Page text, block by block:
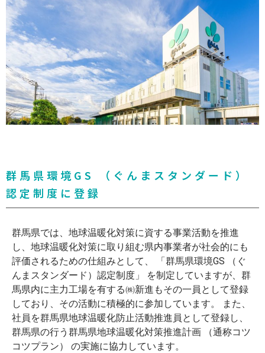
群馬県環境GS （ぐんまスタンダード）
認定制度に登録
群馬県では、地球温暖化対策に資する事業活動を推進
し、地球温暖化対策に取り組む県内事業者が社会的にも
評価されるための仕組みとして、 「群馬県環境GS （ぐ
んまスタンダード）認定制度」 を制定していますが、群
馬県内に主力工場を有する㈱新進もその一員として登録
しており、その活動に積極的に参加しています。 また、
社員を群馬県地球温暖化防止活動推進員として登録し、
群馬県の行う群馬県地球温暖化対策推進計画 （通称コツ
コツプラン） の実施に協力しています。